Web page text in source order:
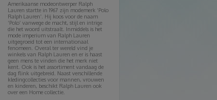
Amerikaanse modeontwerper Ralph
Lauren startte in 1967 zijn modemerk ‘Polo
Ralph Lauren’. Hij koos voor de naam
‘Polo’ vanwege de macht, stijl en intrige
die het woord uitstraalt. Inmiddels is het
mode imperium van Ralph Lauren
uitgegroeid tot een internationaal
fenomeen. Overal ter wereld vind je
winkels van Ralph Lauren en er is haast
geen mens te vinden die het merk niet
kent. Ook is het assortiment vandaag de
dag flink uitgebreid. Naast verschillende
kledingcollecties voor mannen, vrouwen
en kinderen, beschikt Ralph Lauren ook
over een Home collectie.